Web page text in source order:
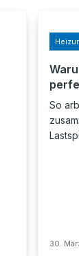
So
30.